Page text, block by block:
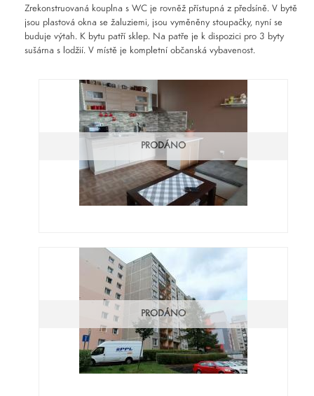
Zrekonstruovaná kouplna s WC je rovněž přístupná z předsíně. V bytě
jsou plastová okna se žaluziemi, jsou vyměněny stoupačky, nyní se
buduje výtah. K bytu patří sklep. Na patře je k dispozici pro 3 byty
sušárna s lodžií. V místě je kompletní občanská vybavenost.
PRODÁNO
PRODÁNO